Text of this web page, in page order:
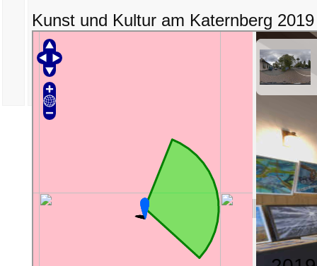
Kunst und Kultur am Katernberg 2019